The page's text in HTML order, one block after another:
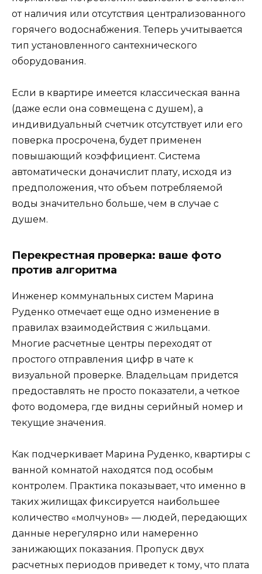
от наличия или отсутствия централизованного
горячего водоснабжения. Теперь учитывается
тип установленного сантехнического
оборудования.
Если в квартире имеется классическая ванна
(даже если она совмещена с душем), а
индивидуальный счетчик отсутствует или его
поверка просрочена, будет применен
повышающий коэффициент. Система
автоматически доначислит плату, исходя из
предположения, что объем потребляемой
воды значительно больше, чем в случае с
душем.
Перекрестная проверка: ваше фото
против алгоритма
Инженер коммунальных систем Марина
Руденко отмечает еще одно изменение в
правилах взаимодействия с жильцами.
Многие расчетные центры переходят от
простого отправления цифр в чате к
визуальной проверке. Владельцам придется
предоставлять не просто показатели, а четкое
фото водомера, где видны серийный номер и
текущие значения.
Как подчеркивает Марина Руденко, квартиры с
ванной комнатой находятся под особым
контролем. Практика показывает, что именно в
таких жилищах фиксируется наибольшее
количество «молчунов» — людей, передающих
данные нерегулярно или намеренно
занижающих показания. Пропуск двух
расчетных периодов приведет к тому, что плата